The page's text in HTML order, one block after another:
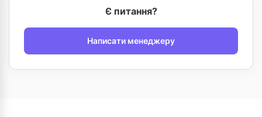
Є питання?
Написати менеджеру